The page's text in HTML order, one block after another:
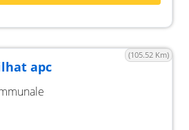
(105.52 Km)
apc